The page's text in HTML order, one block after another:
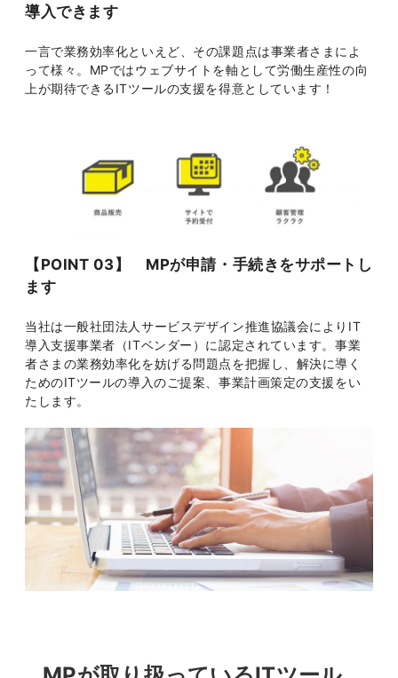
導入できます
一言で業務効率化といえど、その課題点は事業者さまによ
って様々。MPではウェブサイトを軸として労働生産性の向
上が期待できるITツールの支援を得意としています！
【POINT 03】 MPが申請・手続きをサポートし
ます
当社は一般社団法人サービスデザイン推進協議会によりIT
導入支援事業者（ITベンダー）に認定されています。事業
者さまの業務効率化を妨げる問題点を把握し、解決に導く
ためのITツールの導入のご提案、事業計画策定の支援をい
たします。